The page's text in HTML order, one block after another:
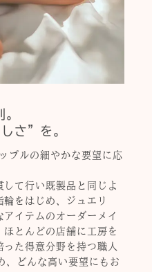
さ”を。
プルの細やかな要望に応
て行い既製品と同じよ
をはじめ、ジュエリ
イテムのオーダーメイ
ほとんどの店舗に工房を
た得意分野を持つ職人
どんな高い要望にもお